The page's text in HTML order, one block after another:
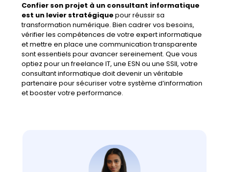
Confier son projet à un consultant informatique
est un levier stratégiquepour réussir sa
transformation numérique. Bien cadrer vos besoins,
vérifier les compétences de votre expert informatique
et mettre en place une communication transparente
sont essentiels pour avancer sereinement. Que vous
optiez pour un freelance IT, une ESN ou une SSII, votre
consultant informatique doit devenir un véritable
partenaire pour sécuriser votre système d’information
et booster votre performance.